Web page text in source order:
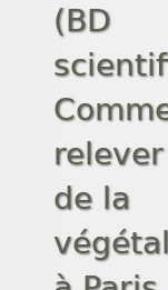
(BD
de la